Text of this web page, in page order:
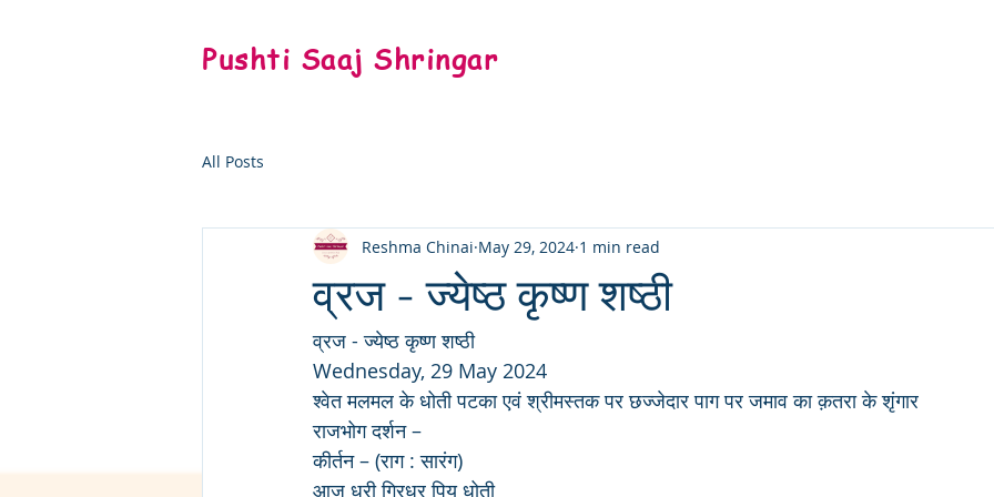
Pushti Saaj Shringar
All Posts
व्रज - ज्येष्ठ कृष्ण शष्ठी
Reshma Chinai May 29, 2024 1 min read
व्रज - ज्येष्ठ कृष्ण शष्ठी
Wednesday, 29 May 2024
श्वेत मलमल के धोती पटका एवं श्रीमस्तक पर छज्जेदार पाग पर जमाव का क़तरा के शृंगार
राजभोग दर्शन –
कीर्तन – (राग : सारंग)
आज धरी गिरधर पिय धोती